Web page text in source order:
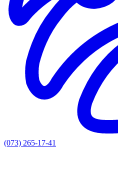
(073) 265-17-41